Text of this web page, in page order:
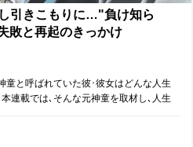
引きこもりに…"負け知ら
敗と再起のきっかけ
童と呼ばれていた彼･彼女はどんな人生
連載では､そんな元神童を取材し､人生